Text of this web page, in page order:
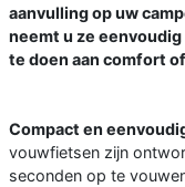
aanvulling op uw
neemt u ze
te doen aan comfort
Compact en
vouwfietsen zijn
seconden op te